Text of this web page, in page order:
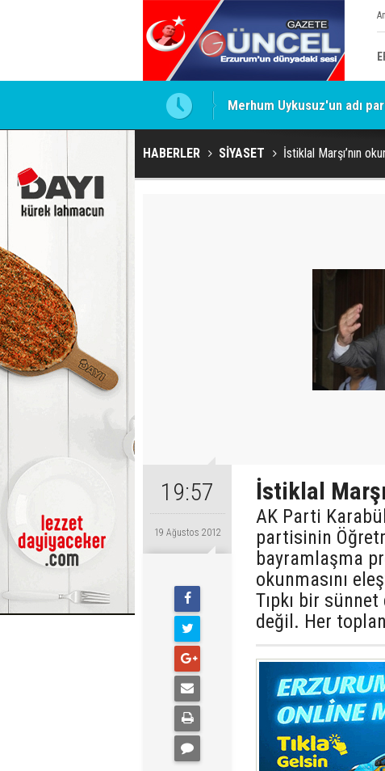
Merhum Uykusuz'un adı
HABERLER SİYASET İstiklal Marşı’nın
19:57
19 Ağustos 2012
İstiklal
AK Parti
partisinin
bayramlaşma
okunmasını
Tıpkı bir
değil. Her